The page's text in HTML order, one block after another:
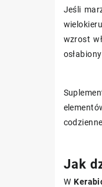
Jeśli
wzrost
Jak
W